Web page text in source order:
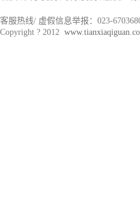
客服热线/ 虚假信息举报：023-
Copyright ? 2012